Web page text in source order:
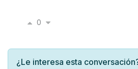
0
¿Le interesa esta